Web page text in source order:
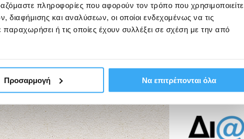
πληροφορίες που αφορούν τον τρόπο που χρησιμοποιείτε
και αναλύσεων, οι οποίοι ενδεχομένως να τις
ή τις οποίες έχουν συλλέξει σε σχέση με την από
Προσαρμογή Να επιτρέπονται όλα